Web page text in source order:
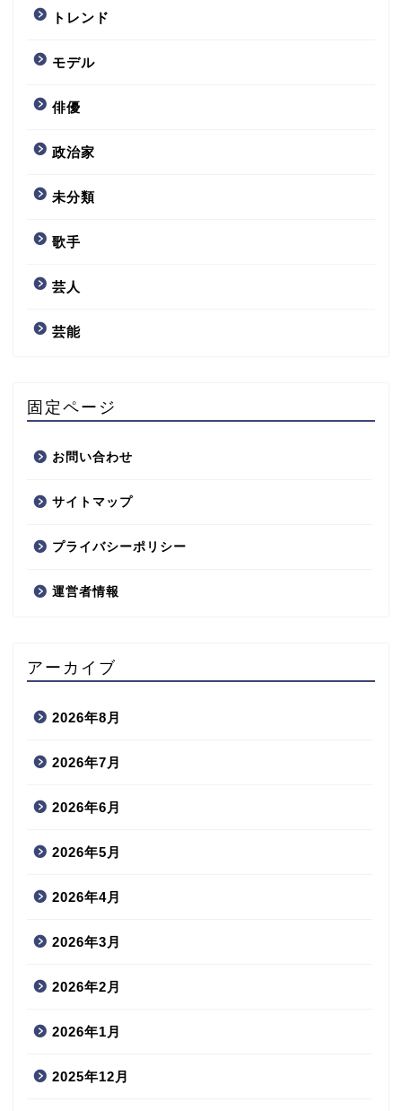
トレンド
モデル
俳優
政治家
未分類
歌手
芸人
芸能
固定ページ
お問い合わせ
サイトマップ
プライバシーポリシー
運営者情報
アーカイブ
2026年8月
2026年7月
2026年6月
2026年5月
2026年4月
2026年3月
2026年2月
2026年1月
2025年12月